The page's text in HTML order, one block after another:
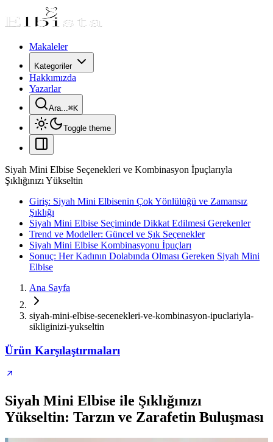
Makaleler
Kategoriler
Hakkımızda
Yazarlar
Ara...⌘K
Toggle theme
Siyah Mini Elbise Seçenekleri ve Kombinasyon İpuçlarıyla
Şıklığınızı Yükseltin
Giriş: Siyah Mini Elbisenin Çok Yönlülüğü ve Zamansız
Şıklığı
Siyah Mini Elbise Seçiminde Dikkat Edilmesi Gerekenler
Trend ve Modeller: Güncel ve Şık Seçenekler
Siyah Mini Elbise Kombinasyonu İpuçları
Sonuç: Her Kadının Dolabında Olması Gereken Siyah Mini
Elbise
Ana Sayfa
siyah-mini-elbise-secenekleri-ve-kombinasyon-ipuclariyla-
sikliginizi-yukseltin
Ürün Karşılaştırmaları
Siyah Mini Elbise ile Şıklığınızı
Yükseltin: Tarzın ve Zarafetin Buluşması